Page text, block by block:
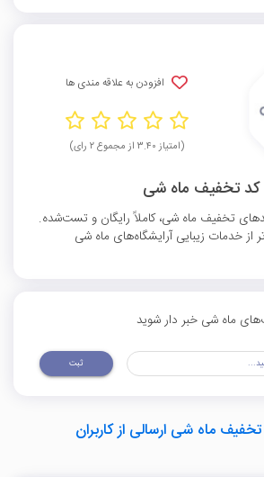
افزودن به علاقه مندی ها
(امتیاز ۳.۴۰ از مجموع ۲ رای)
کد تخفیف ماه شی
تخفیف ماه شی، کاملاً رایگان و تست‌شده.
از خدمات زیبایی آرایشگاه‌های ماه شی
ماه شی خبر دار شوید
ثبت
ماه شی ارسالی از کاربران